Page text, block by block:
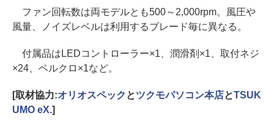
ファン回転数は両モデルとも500～2,000rpm。風圧や
風量、ノイズレベルは利用するブレード毎に異なる。
付属品はLEDコントローラー×1、潤滑剤×1、取付ネジ
×24、ベルクロ×1など。
[取材協力:オリオスペック とツクモパソコン本店とTSUK
UMO eX.]